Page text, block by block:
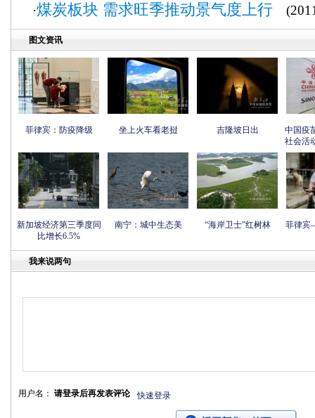
·煤炭板块 需求旺季推动景气度上行
图文资讯
菲律宾：防疫降级 坐上火车看老挝 吉隆坡日出
中国疫
社会活
新加坡经济第三季度同
比增长6.5%
南宁：城中生态美 “海岸卫士”红树林 菲律宾
我来说两句
用户名： 请登录后再发表评论 快速登录